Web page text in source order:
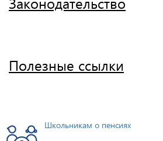
Полезные ссылки
Школьникам о пенсиях